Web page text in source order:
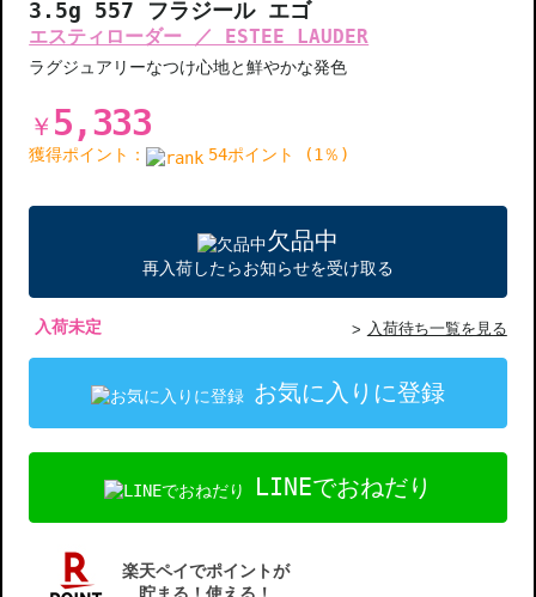
3.5g 557 フラジール エゴ
エスティローダー ／ ESTEE LAUDER
ラグジュアリーなつけ心地と鮮やかな発色
￥ 5,333
獲得ポイント： 54ポイント (1％)
欠品中
再入荷したらお知らせを受け取る
入荷未定 入荷待ち一覧を見る
お気に入りに登録
LINEでおねだり